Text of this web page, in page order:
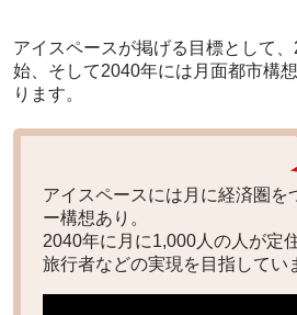
アイスペースが掲げる目標として
始、そして2040年には月面都市構
ります。
アイスペースには月に経済圏を
ー構想あり。
2040年に月に1,000人の人が定
旅行者などの実現を目指してい